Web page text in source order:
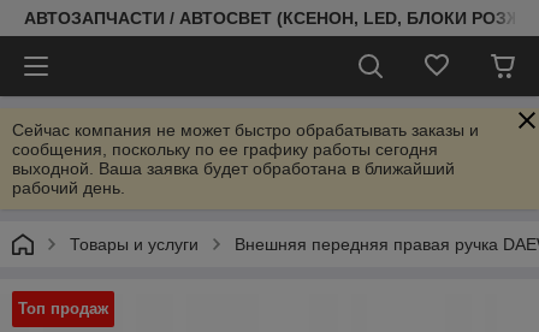
АВТОЗАПЧАСТИ / АВТОСВЕТ (КСЕНОН, LED, БЛОКИ
Сейчас компания не может быстро обрабатывать заказы и
сообщения, поскольку по ее графику работы сегодня
выходной. Ваша заявка будет обработана в ближайший
рабочий день.
Товары и услуги Внешняя передняя правая ручка
Топ продаж